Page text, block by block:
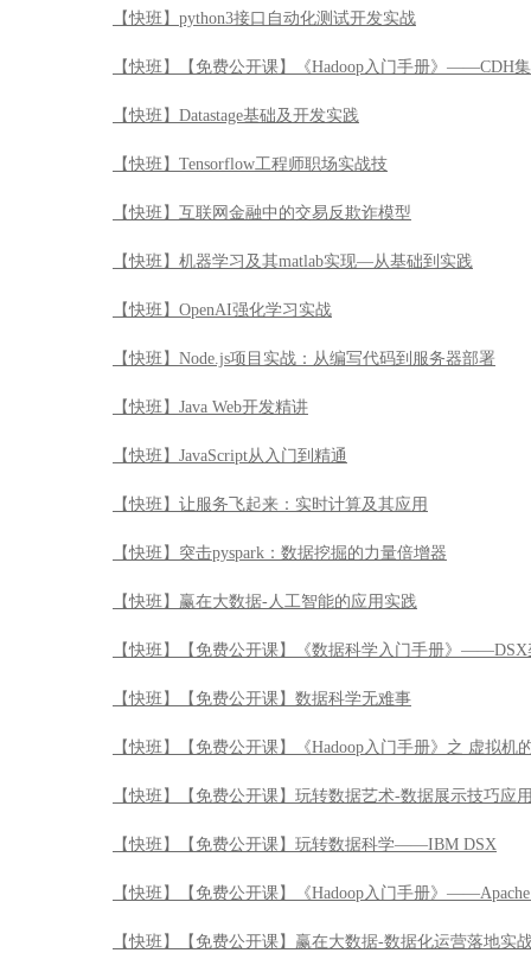
【快班】python3接口自动化测试开发实战
【快班】【免费公开课】《Hadoop入门手册》——CDH
【快班】Datastage基础及开发实践
【快班】Tensorflow工程师职场实战技
【快班】互联网金融中的交易反欺诈模型
【快班】机器学习及其matlab实现—从基础到实践
【快班】OpenAI强化学习实战
【快班】Node.js项目实战：从编写代码到服务器部署
【快班】Java Web开发精讲
【快班】JavaScript从入门到精通
【快班】让服务飞起来：实时计算及其应用
【快班】突击pyspark：数据挖掘的力量倍增器
【快班】赢在大数据-人工智能的应用实践
【快班】【免费公开课】《数据科学入门手册》
【快班】【免费公开课】数据科学无难事
【快班】【免费公开课】《Hadoop入门手册》之 虚拟机
【快班】【免费公开课】玩转数据艺术-数据展示技巧应
【快班】【免费公开课】玩转数据科学——IBM DSX
【快班】【免费公开课】《Hadoop入门手册》
【快班】【免费公开课】赢在大数据-数据化运营落地实